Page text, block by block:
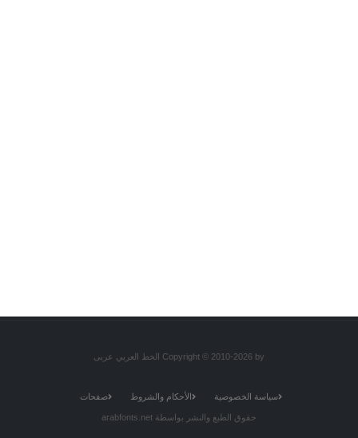
Copyright © 2010-2026 by الخط العربي عربى
سياسة الخصوصية الأحكام والشروط صفحات
حقوق الطبع والنشر بواسطة arabfonts.net